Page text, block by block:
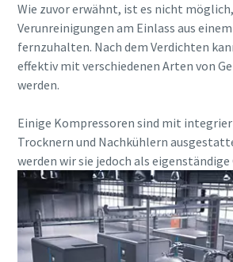
Alles, was Sie über Ihren
Förderprozess wissen müssen
Wie zuvor erwähnt, ist es nicht
Verunreinigungen am Einlass aus
fernzuhalten. Nach dem Verdichten
effektiv mit verschiedenen Arten von
werden.
Einige Kompressoren sind mit
Trocknern und Nachkühlern
werden wir sie jedoch als